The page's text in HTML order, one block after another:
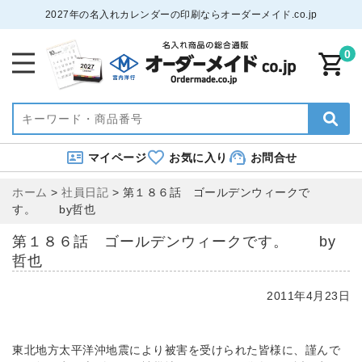
2027年の名入れカレンダーの印刷ならオーダーメイド.co.jp
0
マイページ お気に入り お問合せ
ホーム > 社員日記 > 第１８６話 ゴールデンウィークで
す。 by哲也
第１８６話 ゴールデンウィークです。 by
哲也
2011年4月23日
東北地方太平洋沖地震により被害を受けられた皆様に、謹んで